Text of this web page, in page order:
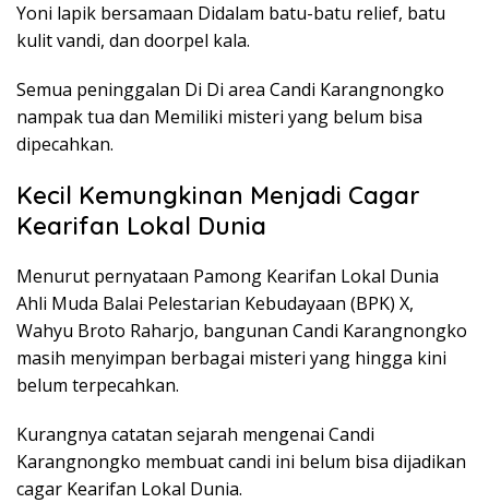
Yoni lapik bersamaan Didalam batu-batu relief, batu
kulit vandi, dan doorpel kala.
Semua peninggalan Di Di area Candi Karangnongko
nampak tua dan Memiliki misteri yang belum bisa
dipecahkan.
Kecil Kemungkinan Menjadi Cagar
Kearifan Lokal Dunia
Menurut pernyataan Pamong Kearifan Lokal Dunia
Ahli Muda Balai Pelestarian Kebudayaan (BPK) X,
Wahyu Broto Raharjo, bangunan Candi Karangnongko
masih menyimpan berbagai misteri yang hingga kini
belum terpecahkan.
Kurangnya catatan sejarah mengenai Candi
Karangnongko membuat candi ini belum bisa dijadikan
cagar Kearifan Lokal Dunia.